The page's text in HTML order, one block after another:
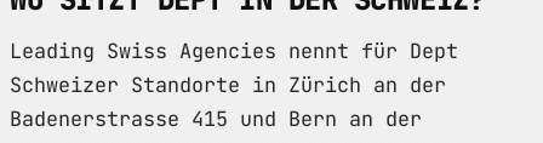
Leading Swiss Agencies nennt für Dept
Schweizer Standorte in Zürich an der
Badenerstrasse 415 und Bern an der